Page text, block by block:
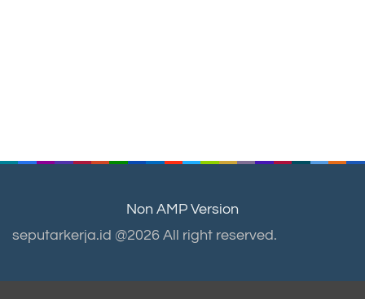
Non AMP Version
seputarkerja.id @2026 All right reserved.